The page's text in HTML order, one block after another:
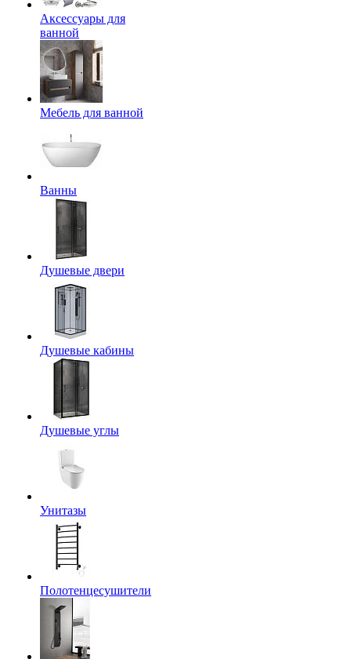
Аксессуары для
ванной
Мебель для ванной
Ванны
Душевые двери
Душевые кабины
Душевые углы
Унитазы
Полотенцесушители